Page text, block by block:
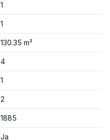
1
1
130.35 m²
4
1
2
1885
Ja